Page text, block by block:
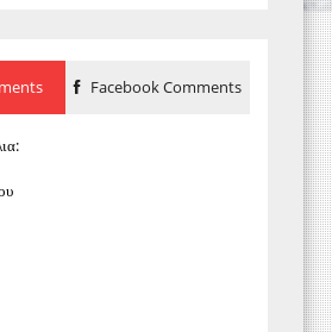
Facebook Comments